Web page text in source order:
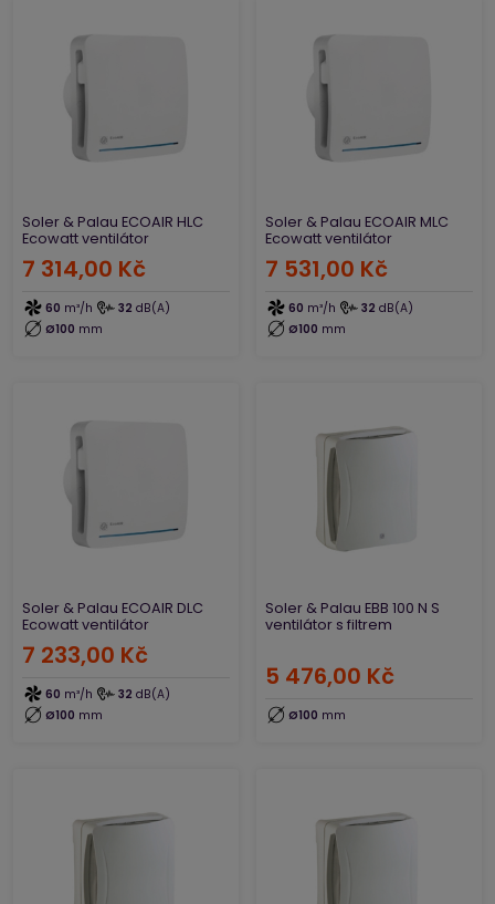
Soler & Palau ECOAIR HLC
Ecowatt ventilátor
7 314,00 Kč
60 m³/h 32 dB(A)
Ø100 mm
Soler & Palau ECOAIR MLC
Ecowatt ventilátor
7 531,00 Kč
60 m³/h 32 dB(A)
Ø100 mm
Soler & Palau ECOAIR DLC
Ecowatt ventilátor
7 233,00 Kč
60 m³/h 32 dB(A)
Ø100 mm
Soler & Palau EBB 100 N S
ventilátor s filtrem
5 476,00 Kč
Ø100 mm